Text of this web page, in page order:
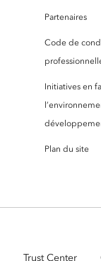
Partenaires
Code de
Initiatives en
Plan du site
Trust Center